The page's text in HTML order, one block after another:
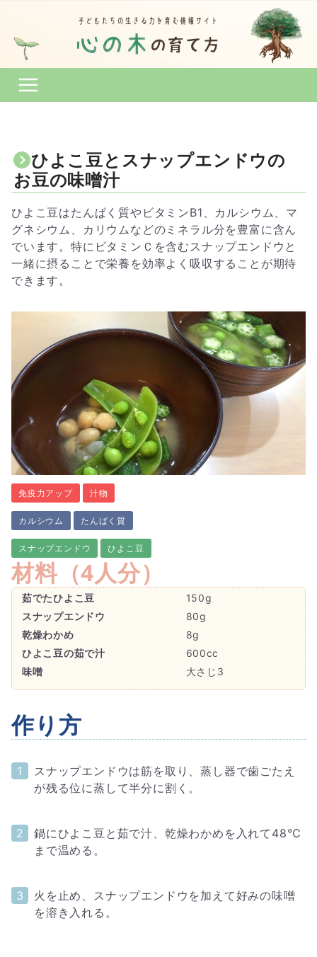
ひよこ豆とスナップエンドウの
お豆の味噌汁
ひよこ豆はたんぱく質やビタミンB1、カルシウム、マ
グネシウム、カリウムなどのミネラル分を豊富に含ん
でいます。特にビタミンＣを含むスナップエンドウと
一緒に摂ることで栄養を効率よく吸収することが期待
できます。
免疫力アップ 汁物
カルシウム たんぱく質
スナップエンドウ ひよこ豆
材料（4人分）
茹でたひよこ豆
150g
スナップエンドウ
80g
乾燥わかめ
8g
ひよこ豆の茹で汁
600cc
味噌
大さじ3
作り方
スナップエンドウは筋を取り、蒸し器で歯ごたえ
が残る位に蒸して半分に割く。
鍋にひよこ豆と茹で汁、乾燥わかめを入れて48℃
まで温める。
火を止め、スナップエンドウを加えて好みの味噌
を溶き入れる。